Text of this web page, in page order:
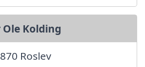
Kolding
Roslev